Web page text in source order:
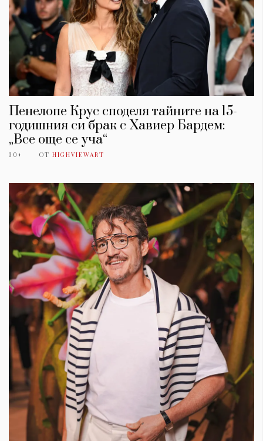
Пенелопе Крус споделя тайните на 15-
годишния си брак с Хавиер Бардем:
„Все още се уча“
30+ ОТ HIGHVIEWART